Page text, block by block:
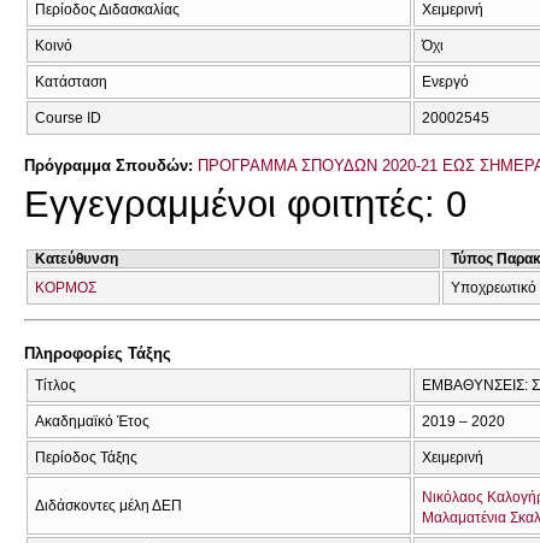
Περίοδος Διδασκαλίας Χειμερινή
Κοινό Όχι
Κατάσταση Ενεργό
Course ID 20002545
Πρόγραμμα Σπουδών: ΠΡΟΓΡΑΜΜΑ ΣΠΟΥΔΩΝ 2020-21 ΕΩΣ
Εγγεγραμμένοι φοιτητές: 0
Κατεύθυνση
Τύπος
ΚΟΡΜΟΣ
Πληροφορίες Τάξης
Τίτλος ΕΜΒΑΘΥΝΣΕΙΣ:
Ακαδημαϊκό Έτος 2019 – 2020
Περίοδος Τάξης Χειμερινή
Διδάσκοντες μέλη ΔΕΠ
Νικόλαος
Μαλαματένια